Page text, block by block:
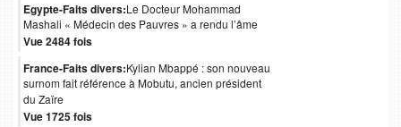
Egypte-Faits divers:Le Docteur Mohammad
Mashali « Médecin des Pauvres » a rendu l’âme
Vue 2484 fois
France-Faits divers:Kylian Mbappé : son nouveau
surnom fait référence à Mobutu, ancien président
du Zaïre
Vue 1725 fois